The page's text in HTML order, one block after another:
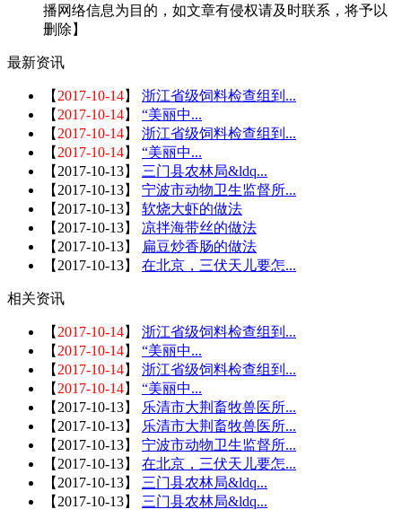
播网络信息为目的，如文章有侵权请及时联系，将予以
删除】
最新资讯
【 2017-10-14】 浙江省级饲料检查组到...
【 2017-10-14】 “美丽中...
【 2017-10-14】 浙江省级饲料检查组到...
【 2017-10-14】 “美丽中...
【 2017-10-13】 三门县农林局&ldq...
【 2017-10-13】 宁波市动物卫生监督所...
【 2017-10-13】 软烧大虾的做法
【 2017-10-13】 凉拌海带丝的做法
【 2017-10-13】
扁豆炒香肠的做法
【 2017-10-13】 在北京，三伏天儿要怎...
相关资讯
【 2017-10-14】 浙江省级饲料检查组到...
【 2017-10-14】 “美丽中...
【 2017-10-14】 浙江省级饲料检查组到...
【 2017-10-14】 “美丽中...
【 2017-10-13】
乐清市大荆畜牧兽医所...
【 2017-10-13】
乐清市大荆畜牧兽医所...
【 2017-10-13】 宁波市动物卫生监督所...
【 2017-10-13】 在北京，三伏天儿要怎...
【 2017-10-13】 三门县农林局&ldq...
【 2017-10-13】 三门县农林局&ldq...